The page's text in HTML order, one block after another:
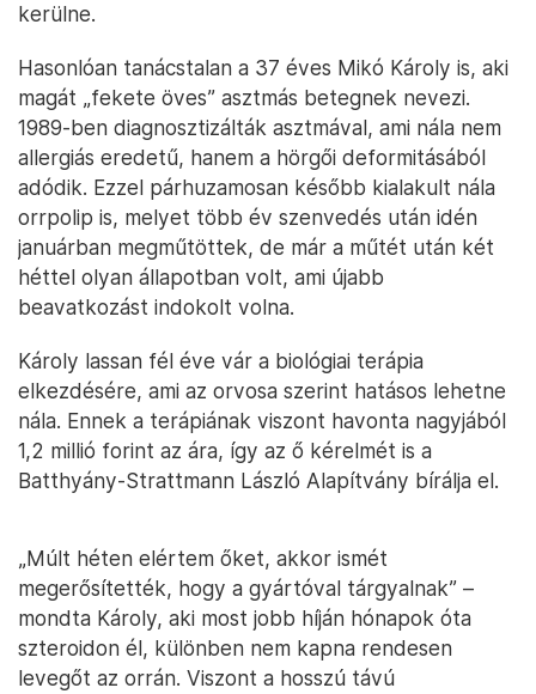
kerülne.
Hasonlóan tanácstalan a 37 éves Mikó Károly is, aki
magát „fekete öves” asztmás betegnek nevezi.
1989-ben diagnosztizálták asztmával, ami nála nem
allergiás eredetű, hanem a hörgői deformitásából
adódik. Ezzel párhuzamosan később kialakult nála
orrpolip is, melyet több év szenvedés után idén
januárban megműtöttek, de már a műtét után két
héttel olyan állapotban volt, ami újabb
beavatkozást indokolt volna.
Károly lassan fél éve vár a biológiai terápia
elkezdésére, ami az orvosa szerint hatásos lehetne
nála. Ennek a terápiának viszont havonta nagyjából
1,2 millió forint az ára, így az ő kérelmét is a
Batthyány-Strattmann László Alapítvány bírálja el.
„Múlt héten elértem őket, akkor ismét
megerősítették, hogy a gyártóval tárgyalnak” –
mondta Károly, aki most jobb híján hónapok óta
szteroidon él, különben nem kapna rendesen
levegőt az orrán. Viszont a hosszú távú